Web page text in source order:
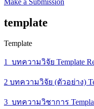
Make a Submission
template
Template
1_บทความวิจัย Template
2 บทความวิจัย (ตัวอย่าง)
3_บทความวิชาการ